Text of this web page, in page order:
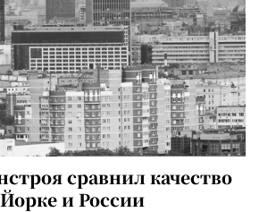
сравнил качество
и России